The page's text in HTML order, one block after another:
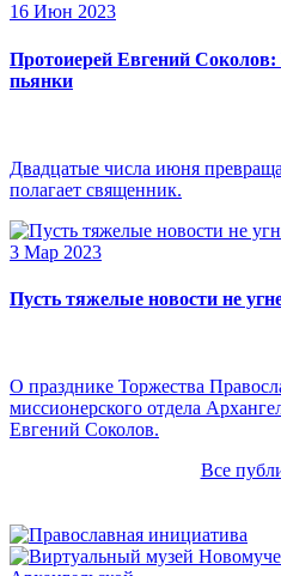
16 Июн 2023
Протоиерей Евгений
пьянки
Двадцатые числа июня
полагает священник.
3 Мар 2023
Пусть тяжелые новости не
О празднике Торжества
миссионерского отдела
Евгений Соколов.
Все